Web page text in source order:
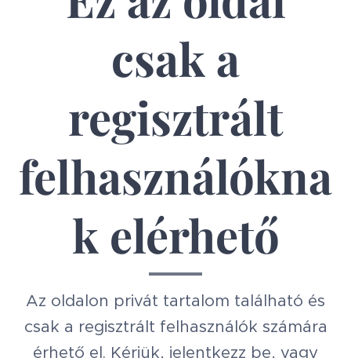
csak a
regisztrált
felhasználókna
k elérhető
Az oldalon privát tartalom található és
csak a regisztrált felhasználók számára
érhető el. Kérjük, jelentkezz be, vagy